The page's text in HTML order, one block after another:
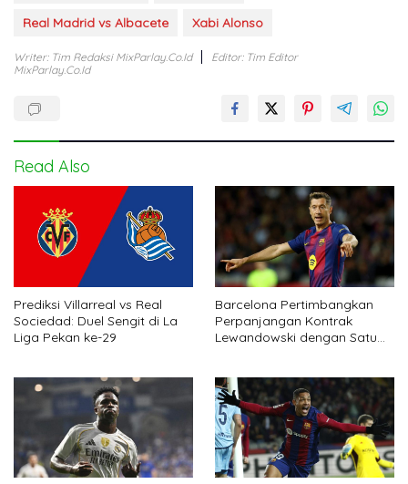
Real Madrid vs Albacete
Xabi Alonso
Writer: Tim Redaksi MixParlay.co.id
Editor: Tim Editor
MixParlay.co.id
Read Also
Prediksi Villarreal vs Real
Sociedad: Duel Sengit di La
Liga Pekan ke-29
Barcelona Pertimbangkan
Perpanjangan Kontrak
Lewandowski dengan Satu